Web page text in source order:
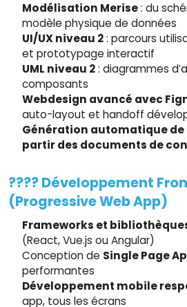
Modélisation Merise: du
modèle physique de données
UI/UX niveau 2: parcours
et prototypage interactif
UML niveau 2: diagrammes
composants
Webdesign avancé avec
auto-layout et handoff
Génération automatique de
partir des documents de
????️ Développement
(Progressive Web App)
Frameworks et
(React, Vue.js ou Angular)
Conception de Single Page
performantes
Développement mobile
app, tous les écrans